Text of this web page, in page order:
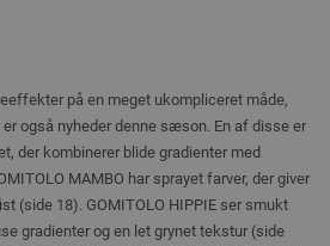
på en meget ukompliceret måde,
også nyheder denne sæson. En af disse er
der kombinerer blide gradienter med
MAMBO har sprayet farver, der giver
(side 18). GOMITOLO HIPPIE ser smukt
gradienter og en let grynet tekstur (side